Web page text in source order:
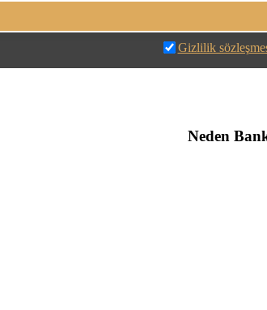
Gizlilik
Neden